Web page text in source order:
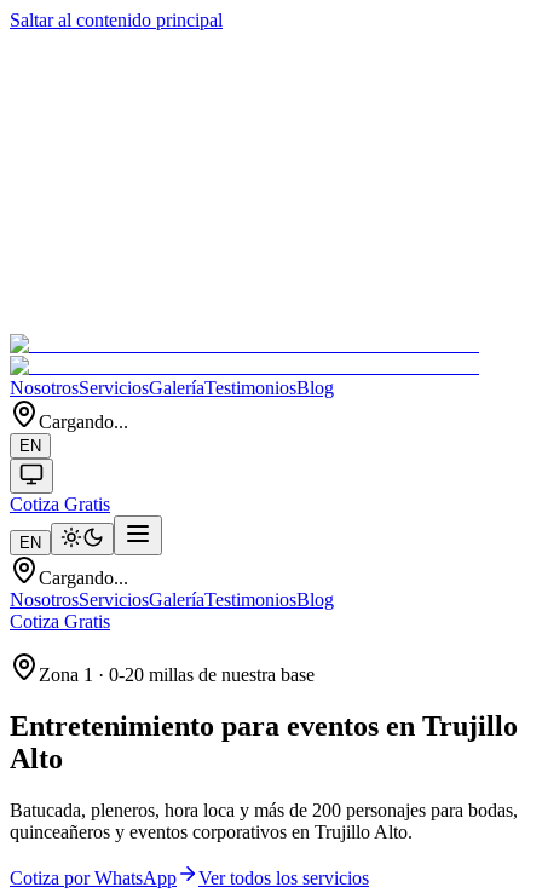
Saltar al contenido principal
NosotrosServiciosGaleríaTestimoniosBlog
Cargando...
EN
Cotiza Gratis
EN
Cargando...
NosotrosServiciosGaleríaTestimoniosBlog
Cotiza Gratis
Zona 1 · 0-20 millas de nuestra base
Entretenimiento para eventos en Trujillo
Alto
Batucada, pleneros, hora loca y más de 200 personajes para bodas,
quinceañeros y eventos corporativos en Trujillo Alto.
Cotiza por WhatsApp Ver todos los servicios